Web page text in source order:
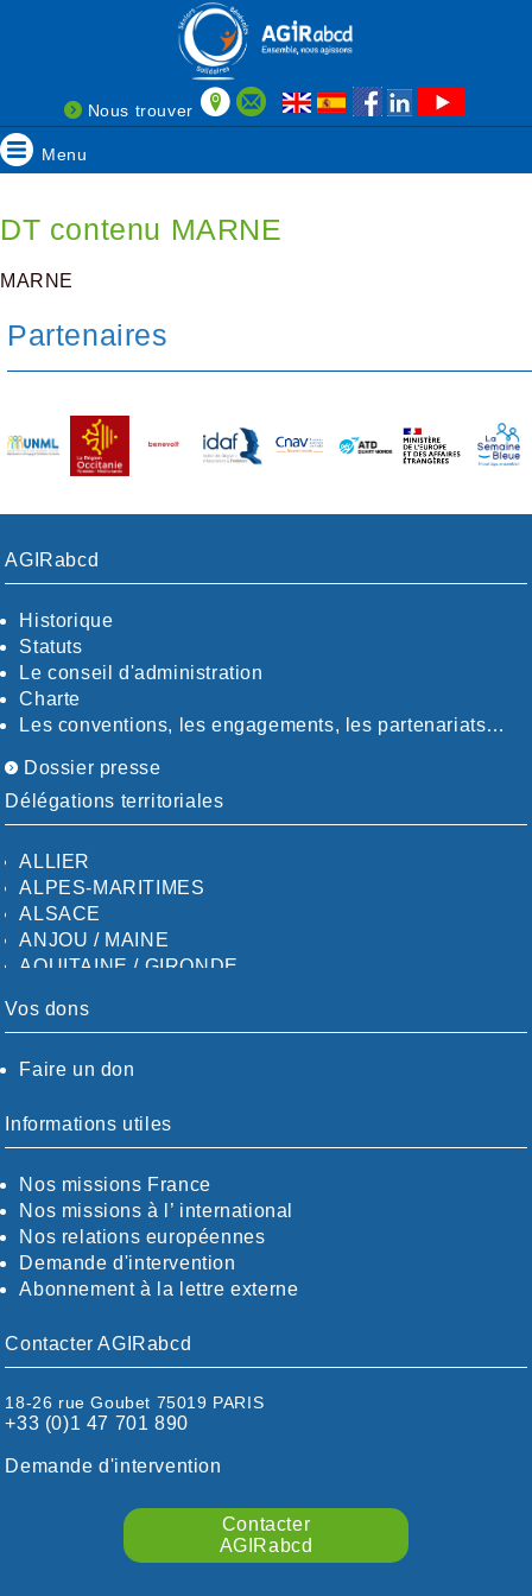
Nous trouver
Menu
DT contenu MARNE
MARNE
Partenaires
AGIRabcd
Historique
Statuts
Le conseil d'administration
Charte
Les conventions, les engagements, les partenariats…
Dossier presse
Délégations territoriales
ALLIER
ALPES-MARITIMES
ALSACE
ANJOU / MAINE
AQUITAINE / GIRONDE
AUDE
CALVADOS-ORNE
CHARENTE-MARITIME
CÖTE-D'OR
CÖTES-D'ARMOR
DORDOGNE
DRÖME / ARDÈCHE
ESSONNE
EURE-ET-LOIR
FINISTÈRE
HAUTES-PYRÉNÉES
HÉRAULT
ILLE ET VILAINE
LOIRE / OCÉAN
Vos dons
Faire un don
Informations utiles
Nos missions France
Nos missions à l’ international
Nos relations européennes
Demande d'intervention
Abonnement à la lettre externe
Contacter AGIRabcd
18-26 rue Goubet 75019 PARIS
+33 (0)1 47 701 890
Demande d'intervention
Contacter
AGIRabcd